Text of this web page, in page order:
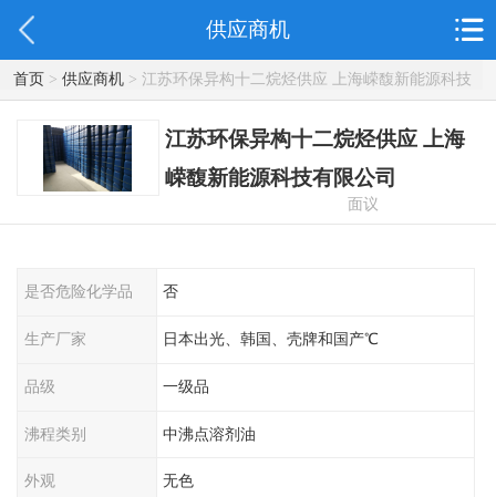
供应商机
首页> 供应商机> 江苏环保异构十二烷烃供应 上海嵘馥新能源科技
有限公司
江苏环保异构十二烷烃供应 上海
嵘馥新能源科技有限公司
面议
是否危险化学品 否
生产厂家 日本出光、韩国、壳牌和国产℃
品级 一级品
沸程类别 中沸点溶剂油
外观 无色